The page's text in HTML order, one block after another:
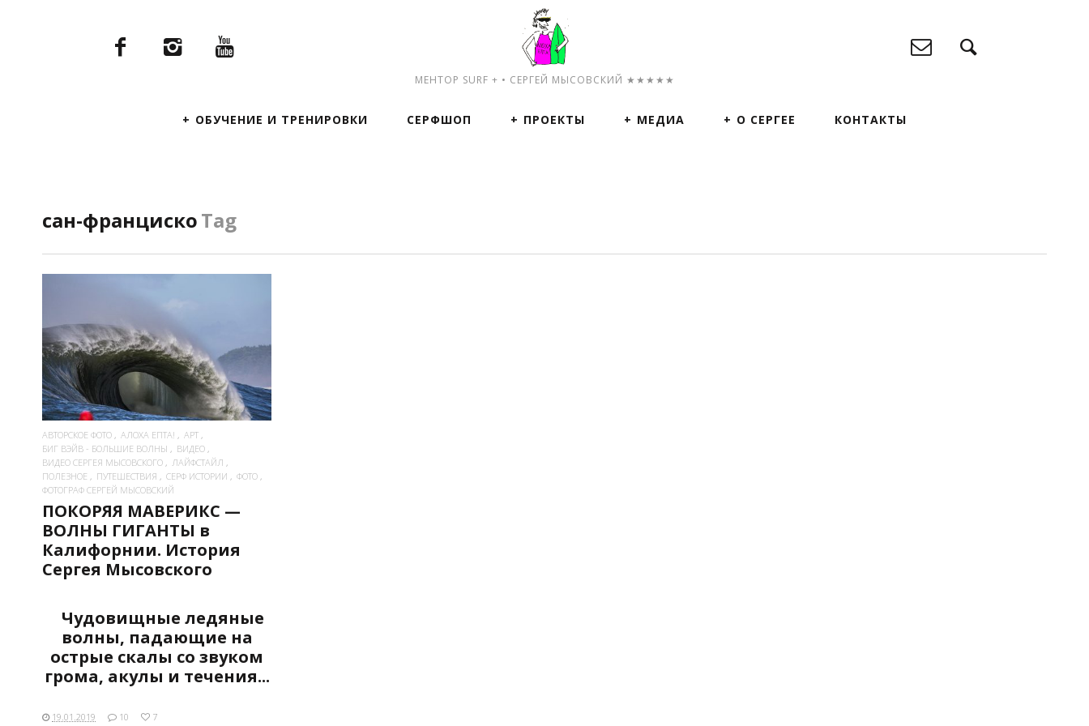
МЕНТОР SURF + • СЕРГЕЙ МЫСОВСКИЙ ★★★★★
ОБУЧЕНИЕ И ТРЕНИРОВКИ СЕРФШОП ПРОЕКТЫ МЕДИА О СЕРГЕЕ КОНТАКТЫ
сан-францискоTag
ПОСМОТРЕТЬ
АВТОРСКОЕ ФОТО АЛОХА ЕПТА!
АРТ
БИГ ВЭЙВ - БОЛЬШИЕ ВОЛНЫ
ВИДЕО
ВИДЕО СЕРГЕЯ МЫСОВСКОГО
ЛАЙФСТАЙЛ
ПОЛЕЗНОЕ
ПУТЕШЕСТВИЯ СЕРФ ИСТОРИИ
ФОТО
ФОТОГРАФ СЕРГЕЙ МЫСОВСКИЙ
ПОКОРЯЯ МАВЕРИКС —
ВОЛНЫ ГИГАНТЫ в
Калифорнии. История
Сергея Мысовского
Чудовищные ледяные
волны, падающие на
острые скалы со звуком
грома, акулы и течения...
19.01.2019 10 7